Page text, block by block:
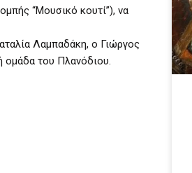
“Μουσικό κουτί”), να
Λαμπαδάκη, ο Γιώργος
ομάδα του Πλανόδιου.